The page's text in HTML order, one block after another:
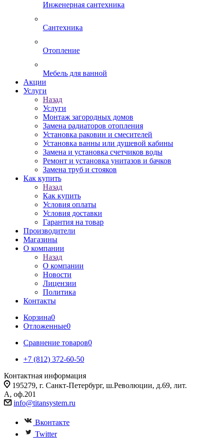
Инженерная сантехника
Сантехника
Отопление
Мебель для ванной
Акции
Услуги
Назад
Услуги
Монтаж загородных домов
Замена радиаторов отопления
Установка раковин и смесителей
Установка ванны или душевой кабины
Замена и установка счетчиков воды
Ремонт и установка унитазов и бачков
Замена труб и стояков
Как купить
Назад
Как купить
Условия оплаты
Условия доставки
Гарантия на товар
Производители
Магазины
О компании
Назад
О компании
Новости
Лицензии
Политика
Контакты
Корзина0
Отложенные0
Сравнение товаров0
+7 (812) 372-60-50
Контактная информация
195279, г. Санкт-Петербург, ш.Революции, д.69, лит.
А, оф.201
info@titansystem.ru
Вконтакте
Twitter